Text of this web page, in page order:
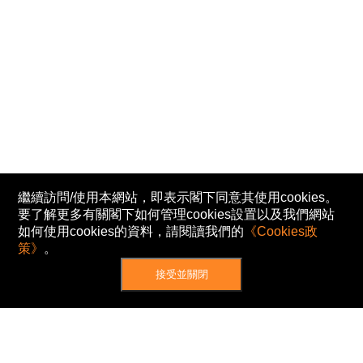
繼續訪問/使用本網站，即表示閣下同意其使用cookies。
要了解更多有關閣下如何管理cookies設置以及我們網站
如何使用cookies的資料，請閱讀我們的 《Cookies政
策》 。
接受並關閉